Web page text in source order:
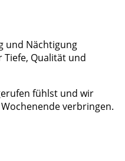
und Nächtigung
Qualität und
fühlst und wir
verbringen.